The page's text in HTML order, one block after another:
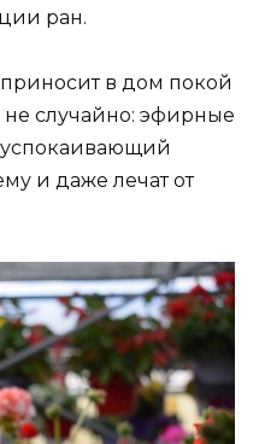
ран.
приносит в дом покой
не случайно: эфирные
успокаивающий
и даже лечат от